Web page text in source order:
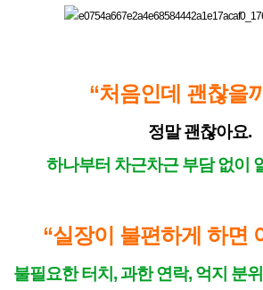
“처음인데 괜찮을
정말 괜찮아요.
하나부터 차근차근 부담 없이
“실장이 불편하게 하면
불필요한 터치, 과한 연락, 억지 분